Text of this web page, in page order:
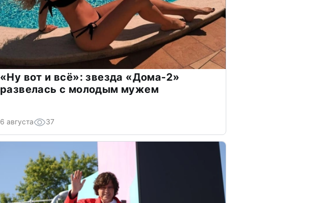
«Ну вот и всё»: звезда «Дома-2»
развелась с молодым мужем
6 августа 37